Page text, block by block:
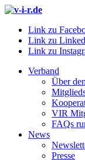
Link zu
Link zu
Link zu
Verband
Über
VIR
FAQs
News
Presse